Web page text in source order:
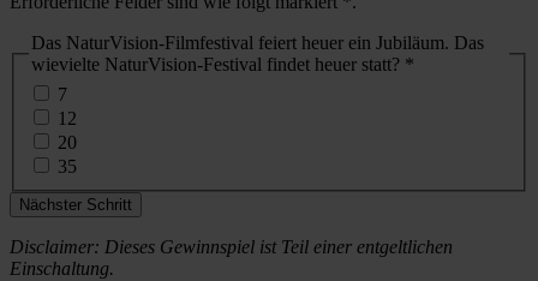
Das NaturVision-Filmfestival feiert heuer ein Jubiläum. Das
wievielte NaturVision-Festival findet heuer statt? (erforderlich)
*
7
12
20
35
Nächster Schritt
Disclaimer: Dieses Gewinnspiel ist Teil einer entgeltlichen
Einschaltung.